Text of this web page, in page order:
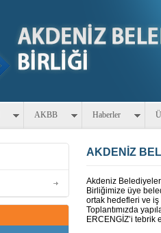
AKBB Haberler
AKDENİZ
Akdeniz Belediyeler
Birliğimize üye
ortak hedefleri ve
Toplantımızda
ERCENGİZ’i tebrik